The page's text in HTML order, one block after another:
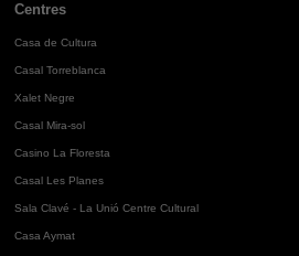
Centres
Casa de Cultura
Casal Torreblanca
Xalet Negre
Casal Mira-sol
Casino La Floresta
Casal Les Planes
Sala Clavé - La Unió Centre Cultural
Casa Aymat